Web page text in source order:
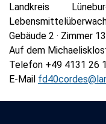
Landkreis
Gebäude 2 · Zimmer
Auf dem
Telefon +49 4131 26
E-Mail